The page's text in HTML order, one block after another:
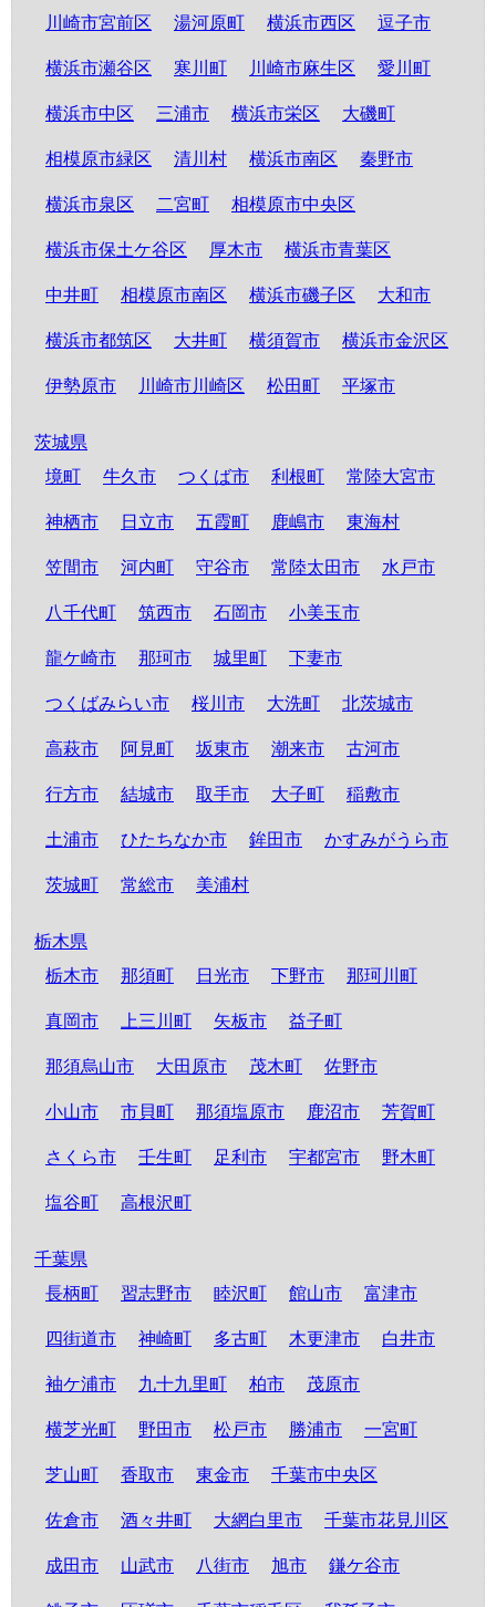
川崎市宮前区 湯河原町 横浜市西区 逗子市
横浜市瀬谷区 寒川町 川崎市麻生区 愛川町
横浜市中区 三浦市 横浜市栄区 大磯町
相模原市緑区 清川村 横浜市南区 秦野市
横浜市泉区 二宮町 相模原市中央区
横浜市保土ケ谷区 厚木市 横浜市青葉区
中井町 相模原市南区 横浜市磯子区 大和市
横浜市都筑区 大井町 横須賀市 横浜市金沢区
伊勢原市 川崎市川崎区 松田町 平塚市
茨城県
境町
牛久市 つくば市 利根町 常陸大宮市
神栖市 日立市 五霞町 鹿嶋市 東海村
笠間市 河内町 守谷市 常陸太田市 水戸市
八千代町 筑西市 石岡市 小美玉市
龍ケ崎市 那珂市 城里町 下妻市
つくばみらい市 桜川市 大洗町 北茨城市
高萩市 阿見町 坂東市 潮来市 古河市
行方市 結城市 取手市 大子町 稲敷市
土浦市 ひたちなか市 鉾田市 かすみがうら市
茨城町 常総市 美浦村
栃木県
栃木市
那須町 日光市 下野市 那珂川町
真岡市 上三川町 矢板市 益子町
那須烏山市 大田原市 茂木町 佐野市
小山市 市貝町 那須塩原市 鹿沼市 芳賀町
さくら市 壬生町 足利市 宇都宮市 野木町
塩谷町 高根沢町
千葉県
長柄町
習志野市 睦沢町 館山市 富津市
四街道市 神崎町 多古町 木更津市 白井市
袖ケ浦市 九十九里町 柏市 茂原市
横芝光町 野田市 松戸市 勝浦市 一宮町
芝山町 香取市 東金市 千葉市中央区
佐倉市 酒々井町 大網白里市 千葉市花見川区
成田市 山武市 八街市 旭市 鎌ケ谷市